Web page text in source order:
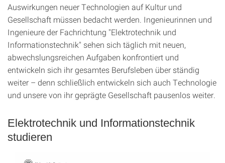
Auswirkungen neuer Technologien auf Kultur und
Gesellschaft müssen bedacht werden. Ingenieurinnen und
Ingenieure der Fachrichtung "Elektrotechnik und
Informationstechnik" sehen sich täglich mit neuen,
abwechslungsreichen Aufgaben konfrontiert und
entwickeln sich ihr gesamtes Berufsleben über ständig
weiter – denn schließlich entwickeln sich auch Technologie
und unsere von ihr geprägte Gesellschaft pausenlos weiter.
Elektrotechnik und Informationstechnik
studieren